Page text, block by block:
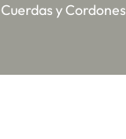
Cuerdas y Cordones